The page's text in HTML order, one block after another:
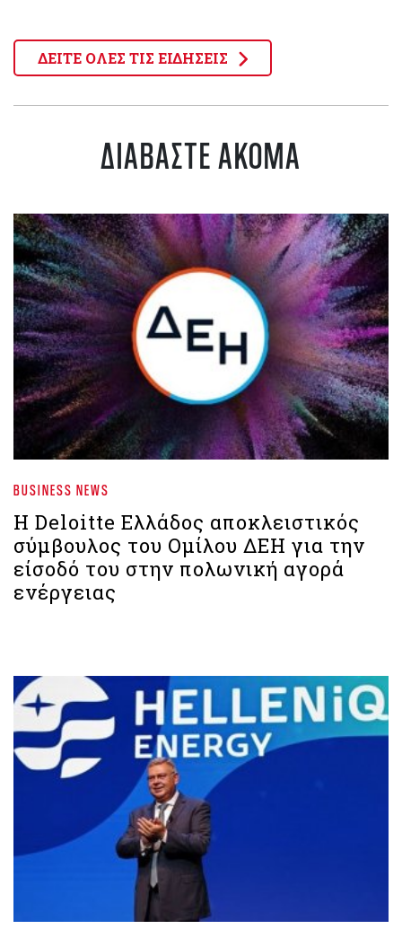
ΔΕΙΤΕ ΟΛΕΣ ΤΙΣ ΕΙΔΗΣΕΙΣ
ΔΙΑΒΑΣΤΕ ΑΚΟΜΑ
BUSINESS NEWS
Η Deloitte Ελλάδος αποκλειστικός
σύμβουλος του Ομίλου ΔΕΗ για την
είσοδό του στην πολωνική αγορά
ενέργειας